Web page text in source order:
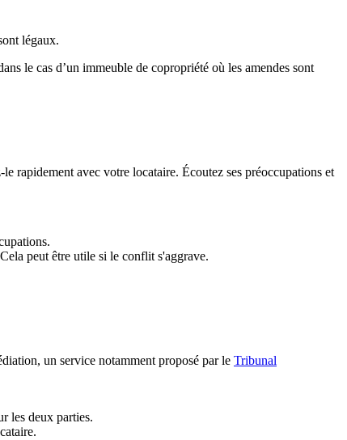
légaux.
le cas d’un immeuble de copropriété où les amendes sont
rapidement avec votre locataire. Écoutez ses préoccupations et
peut être utile si le conflit s'aggrave.
un service notamment proposé par le Tribunal
les deux parties.